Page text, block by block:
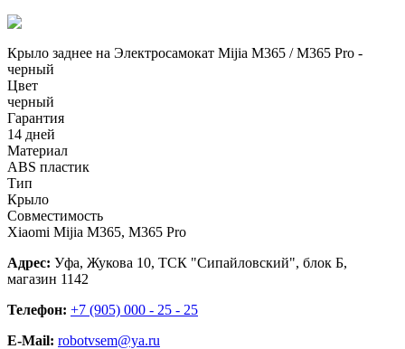
Крыло заднее на Электросамокат Mijia M365 / M365 Pro -
черный
Цвет
черный
Гарантия
14 дней
Материал
ABS пластик
Тип
Крыло
Совместимость
Xiaomi Mijia M365, M365 Pro
Адрес: Уфа, Жукова 10, ТСК "Сипайловский", блок Б,
магазин 1142
Телефон: +7 (905) 000 - 25 - 25
E-Mail: robotvsem@ya.ru